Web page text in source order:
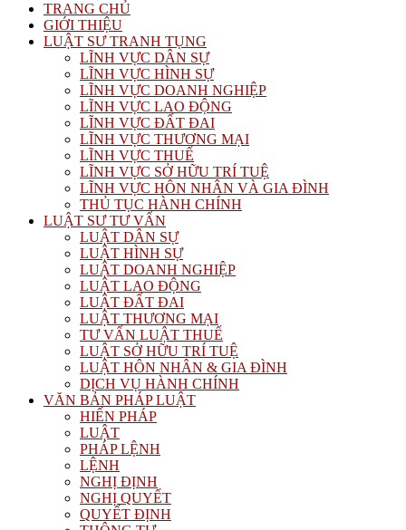
TRANG CHỦ
GIỚI THIỆU
LUẬT SƯ TRANH TỤNG
LĨNH VỰC DÂN SỰ
LĨNH VỰC HÌNH SỰ
LĨNH VỰC DOANH NGHIỆP
LĨNH VỰC LAO ĐỘNG
LĨNH VỰC ĐẤT ĐAI
LĨNH VỰC THƯƠNG MẠI
LĨNH VỰC THUẾ
LĨNH VỰC SỞ HỮU TRÍ TUỆ
LĨNH VỰC HÔN NHÂN VÀ GIA ĐÌNH
THỦ TỤC HÀNH CHÍNH
LUẬT SƯ TƯ VẤN
LUẬT DÂN SỰ
LUẬT HÌNH SỰ
LUẬT DOANH NGHIỆP
LUẬT LAO ĐỘNG
LUẬT ĐẤT ĐAI
LUẬT THƯƠNG MẠI
TƯ VẤN LUẬT THUẾ
LUẬT SỞ HỮU TRÍ TUỆ
LUẬT HÔN NHÂN & GIA ĐÌNH
DỊCH VỤ HÀNH CHÍNH
VĂN BẢN PHÁP LUẬT
HIẾN PHÁP
LUẬT
PHÁP LỆNH
LỆNH
NGHỊ ĐỊNH
NGHỊ QUYẾT
QUYẾT ĐỊNH